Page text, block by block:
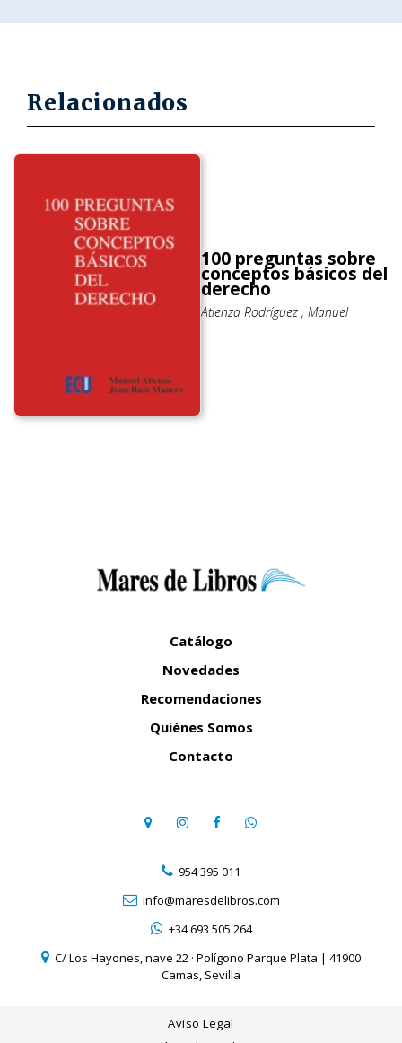
Relacionados
100 preguntas sobre
conceptos básicos del
derecho
Atienza Rodríguez , Manuel
Catálogo
Novedades
Recomendaciones
Quiénes Somos
Contacto
954 395 011
info@maresdelibros.com
+34 693 505 264
C/ Los Hayones, nave 22 · Polígono Parque Plata | 41900
Camas, Sevilla
Aviso Legal